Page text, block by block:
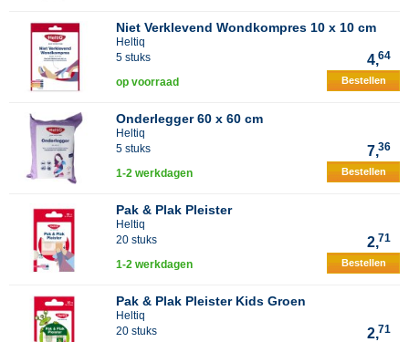
Niet Verklevend Wondkompres 10 x 10 cm
Heltiq
5 stuks
4,64
op voorraad Bestellen
Onderlegger 60 x 60 cm
Heltiq
5 stuks
7,36
1-2 werkdagen Bestellen
Pak & Plak Pleister
Heltiq
20 stuks
2,71
1-2 werkdagen Bestellen
Pak & Plak Pleister Kids Groen
Heltiq
20 stuks
2,71